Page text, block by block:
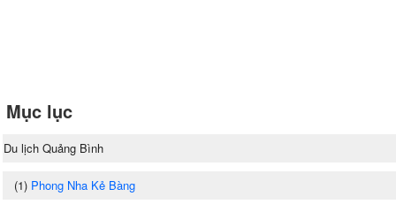
Mục lục
Du lịch Quảng Bình
(1) Phong Nha Kẻ Bàng